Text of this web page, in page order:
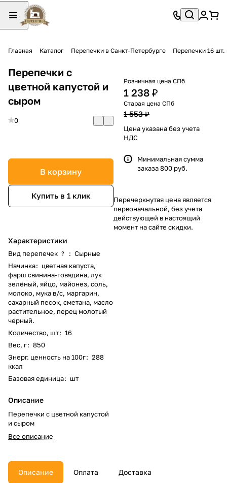
Главная Каталог Перепечки в Санкт-Петербурге Перепечки 16 шт.
Перепечки с
цветной капустой и
сыром
0
В корзину
Купить в 1 клик
Характеристики
Вид перепечек ? : Сырные
Начинка: цветная капуста,
фарш свинина-говядина, лук
зелёный, яйцо, майонез, соль,
молоко, мука в/с, маргарин,
сахарный песок, сметана, масло
растительное, перец молотый
черный.
Количество, шт: 16
Вес, г: 850
Энерг. ценность на 100г: 288
ккал
Базовая единица: шт
Описание
Перепечки с цветной капустой
и сыром
Все описание
Розничная цена СПб
1 238 ₽
Старая цена СПб
1 553 ₽
Цена указана без учета
НДС
Минимальная сумма
заказа 800 руб.
Перечеркнутая цена является
первоначальной, без учета
действующей в настоящий
момент на сайте скидки.
Описание Оплата Доставка